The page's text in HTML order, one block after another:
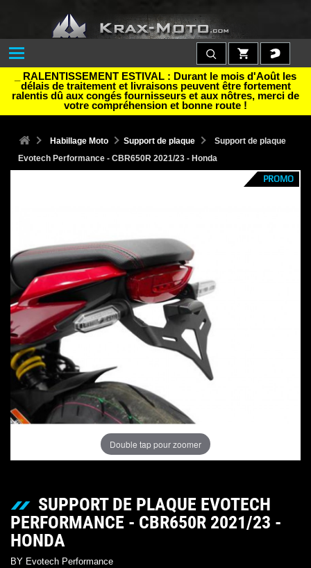
_ RALENTISSEMENT ESTIVAL : Durant le mois d'Août les
délais de traitement et livraisons peuvent être fortement
ralentis dû aux congés fournisseurs et aux nôtres, merci de
votre compréhension et bonne route !
Habillage Moto Support de plaque
Support de plaque
Evotech Performance - CBR650R 2021/23 - Honda
PROMO
Double tap pour zoomer
SUPPORT DE PLAQUE EVOTECH
PERFORMANCE - CBR650R 2021/23 -
HONDA
BY Evotech Performance